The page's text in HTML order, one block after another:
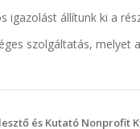
igazolást állítunk ki a
szolgáltatás, melyet
és Kutató Nonprofit